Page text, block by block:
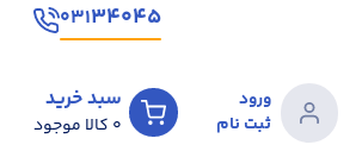
۳۴۰۴۵۰۳۱
ورود
ثبت نام
سبد خرید
0 کالا موجود